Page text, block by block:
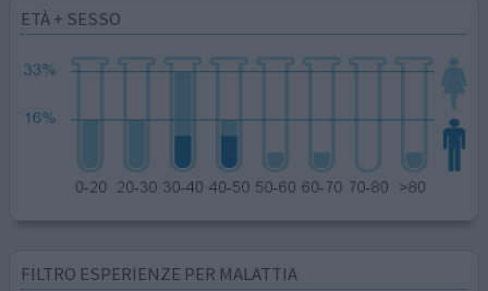
ETÀ + SESSO
FILTRO ESPERIENZE PER MALATTIA